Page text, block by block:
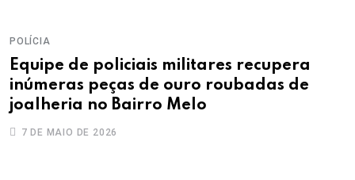
POLÍCIA
Equipe de policiais militares recupera
inúmeras peças de ouro roubadas de
joalheria no Bairro Melo
7 DE MAIO DE 2026